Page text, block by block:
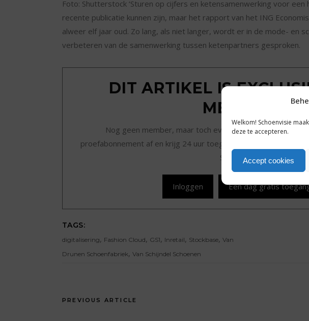
Welkom! Schoenvisie
deze te accepteren.
Accept cookies
Foto: Shutterstock ‘Sturen op cijfers en ketensamenwerking voor een
recente publicatie kunnen zijn, maar het rapport van het ING
alweer elf jaar oud. Zo lang, als niet langer, wordt er in de mode- en
verbeteren van de samenwerking tussen ketenpartners gesproken.
DIT ARTIKEL IS
MEMBERS
Nog geen member, maar toch even rondkijken achter de
proefabonnement af en krijg 24 uur toegang tot alle plusartikelen
Schoenvisie.nl.
Inloggen Een dag gratis
TAGS:
digitalisering, Fashion Cloud, GS1, Inretail, Stockbase, Van
Drunen Schoenfabriek, Van Schijndel Schoenen
PREVIOUS ARTICLE